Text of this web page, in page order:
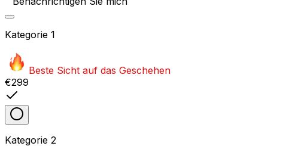
Kategorie 1
Beste Sicht auf das Geschehen
€299
Kategorie 2